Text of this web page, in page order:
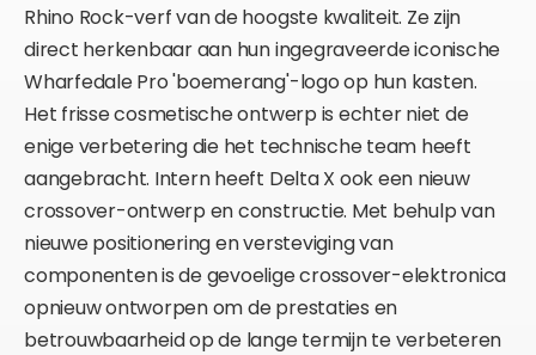
Rhino Rock-verf van de hoogste kwaliteit. Ze zijn
direct herkenbaar aan hun ingegraveerde iconische
Wharfedale Pro 'boemerang'-logo op hun kasten.
Het frisse cosmetische ontwerp is echter niet de
enige verbetering die het technische team heeft
aangebracht. Intern heeft Delta X ook een nieuw
crossover-ontwerp en constructie. Met behulp van
nieuwe positionering en versteviging van
componenten is de gevoelige crossover-elektronica
opnieuw ontworpen om de prestaties en
betrouwbaarheid op de lange termijn te verbeteren